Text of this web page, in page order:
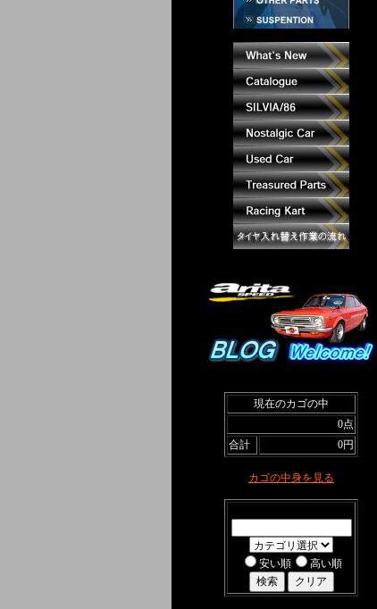
現在のカゴの中
0点
合計
0円
カゴの中身を見る
安い順 高い順